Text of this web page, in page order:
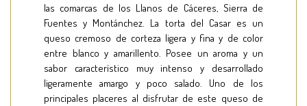
las comarcas de los Llanos de Cáceres, Sierra de
Fuentes y Montánchez. La torta del Casar es un
queso cremoso de corteza ligera y fina y de color
entre blanco y amarillento. Posee un aroma y un
sabor característico muy intenso y desarrollado
ligeramente amargo y poco salado. Uno de los
principales placeres al disfrutar de este queso de